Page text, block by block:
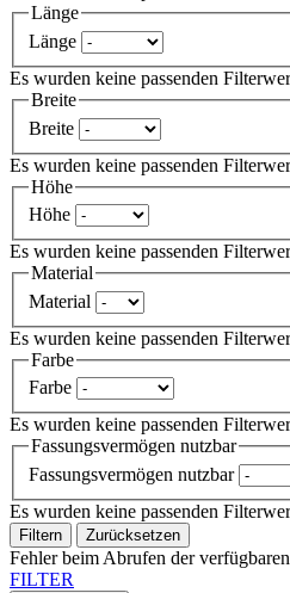
Länge
Länge
Es wurden keine passenden
Breite
Breite
Es wurden keine passenden
Höhe
Höhe
Es wurden keine passenden
Material
Material
Es wurden keine passenden
Farbe
Farbe
Es wurden keine passenden
Fassungsvermögen nutzbar
Fassungsvermögen nutzbar
Es wurden keine passenden
Filtern Zurücksetzen
Fehler beim Abrufen der
FILTER